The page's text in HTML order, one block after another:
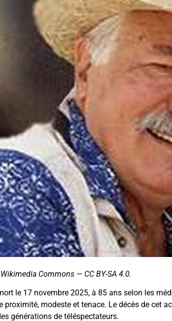
Commons — CC BY-SA 4.0.
le 17 novembre 2025, à 85 ans selon les
proximité, modeste et tenace. Le décès de cet
générations de téléspectateurs.